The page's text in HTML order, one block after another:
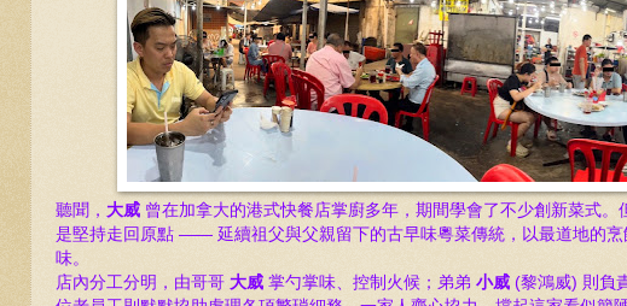
聽聞， 大威 曾在加拿大的港式快餐店掌廚多年，期間學會了不少創新菜式
是堅持走回原點 —— 延續祖父與父親留下的古早味粵菜傳統，以最道地的
味。
店內分工分明，由哥哥 大威 掌勺掌味、控制火候；弟弟 小威 (黎鴻威) 則負